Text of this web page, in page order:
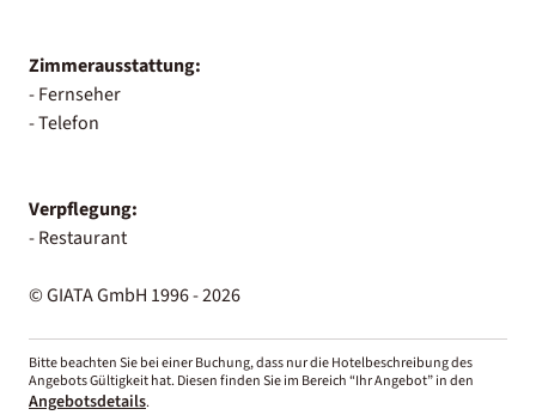
Zimmerausstattung:
- Fernseher
- Telefon
Verpflegung:
- Restaurant
© GIATA GmbH 1996 - 2026
Bitte beachten Sie bei einer Buchung, dass nur die Hotelbeschreibung des
Angebots Gültigkeit hat. Diesen finden Sie im Bereich “Ihr Angebot” in den
Angebotsdetails.